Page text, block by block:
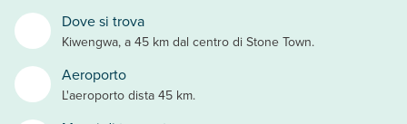
Dove si trova
Kiwengwa, a 45 km dal centro di Stone Town.
Aeroporto
L'aeroporto dista 45 km.